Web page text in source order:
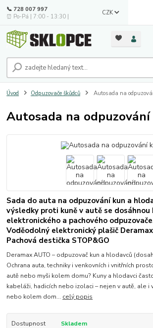
CZK
📞 728 007 997
⏰ Po-Pá | 7:00 - 13:30 |
Úvod Odpuzovače škůdců Autosada na
Autosada na
Sada do auta na odpuzování kun a
výsledky proti kuně v autě se dosáhnou
elektronického a pachového
Voděodolný elektronický plašič
Pachová destička STOP&GO
Deramax AUTO – odpuzovač kun a hlodavců
Ochrana auta, techniky i venkovních i vnitřních
autě nebo myši kolem domu? Kuny a hlodavci
kabeláži, hadicích nebo izolaci – nejen v autě, ale i
nebo kolem dom... celý popis
Dostupnost Skladem